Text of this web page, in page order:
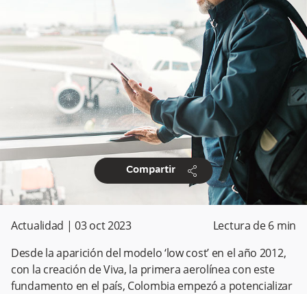
Compartir share
Actualidad | 03 oct 2023 Lectura de6 min
Desde la aparición del modelo ‘low cost’ en el año 2012,
con la creación de Viva, la primera aerolínea con este
fundamento en el país, Colombia empezó a potencializar